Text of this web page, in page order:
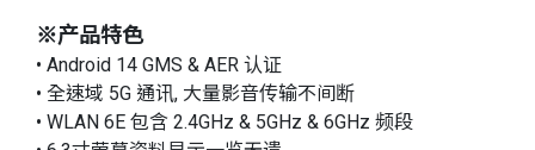
※产品特色
• Android 14 GMS & AER 认证
• 全速域 5G 通讯, 大量影音传输不间断
• WLAN 6E 包含 2.4GHz & 5GHz & 6GHz 频段